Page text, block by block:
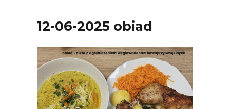
12-06-2025 obiad